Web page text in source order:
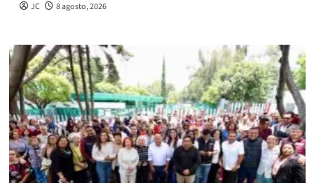
JC 8 agosto, 2026